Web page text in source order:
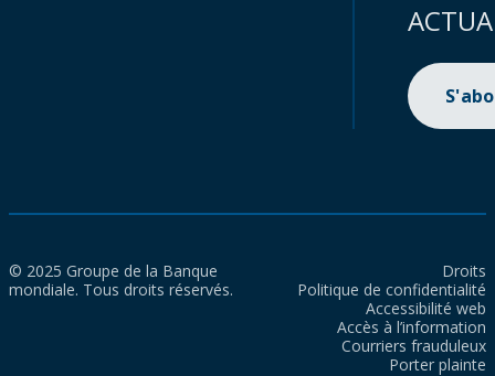
© 2025 Groupe de la Banque
mondiale. Tous droits réservés.
Droits
Politique de confidentialité
Accessibilité web
Accès à l’information
Courriers frauduleux
Porter plainte